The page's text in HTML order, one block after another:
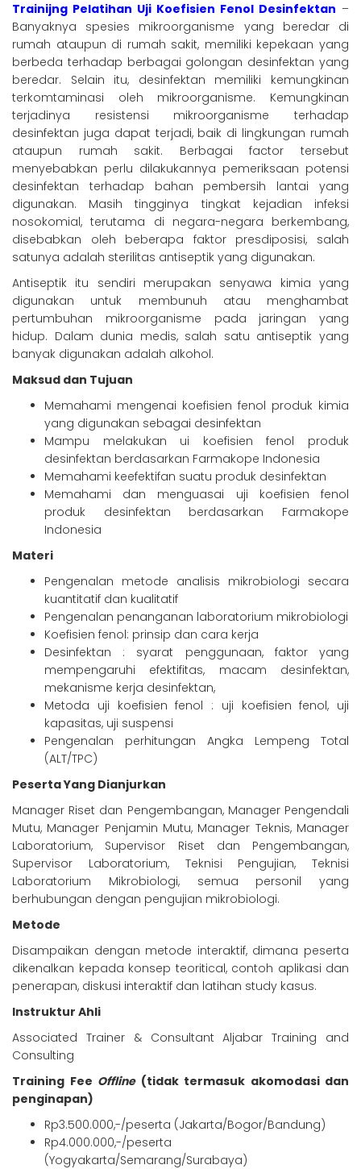
Trainijng Pelatihan Uji Koefisien Fenol Desinfektan –
Banyaknya spesies mikroorganisme yang beredar di
rumah ataupun di rumah sakit, memiliki kepekaan yang
berbeda terhadap berbagai golongan desinfektan yang
beredar. Selain itu, desinfektan memiliki kemungkinan
terkomtaminasi oleh mikroorganisme. Kemungkinan
terjadinya resistensi mikroorganisme terhadap
desinfektan juga dapat terjadi, baik di lingkungan rumah
ataupun rumah sakit. Berbagai factor tersebut
menyebabkan perlu dilakukannya pemeriksaan potensi
desinfektan terhadap bahan pembersih lantai yang
digunakan. Masih tingginya tingkat kejadian infeksi
nosokomial, terutama di negara-negara berkembang,
disebabkan oleh beberapa faktor presdiposisi, salah
satunya adalah sterilitas antiseptik yang digunakan.
Antiseptik itu sendiri merupakan senyawa kimia yang
digunakan untuk membunuh atau menghambat
pertumbuhan mikroorganisme pada jaringan yang
hidup. Dalam dunia medis, salah satu antiseptik yang
banyak digunakan adalah alkohol.
Maksud dan Tujuan
Memahami mengenai koefisien fenol produk kimia
yang digunakan sebagai desinfektan
Mampu melakukan ui koefisien fenol produk
desinfektan berdasarkan Farmakope Indonesia
Memahami keefektifan suatu produk desinfektan
Memahami dan menguasai uji koefisien fenol
produk desinfektan berdasarkan Farmakope
Indonesia
Materi
Pengenalan metode analisis mikrobiologi secara
kuantitatif dan kualitatif
Pengenalan penanganan laboratorium mikrobiologi
Koefisien fenol: prinsip dan cara kerja
Desinfektan : syarat penggunaan, faktor yang
mempengaruhi efektifitas, macam desinfektan,
mekanisme kerja desinfektan,
Metoda uji koefisien fenol : uji koefisien fenol, uji
kapasitas, uji suspensi
Pengenalan perhitungan Angka Lempeng Total
(ALT/TPC)
Peserta Yang Dianjurkan
Manager Riset dan Pengembangan, Manager Pengendali
Mutu, Manager Penjamin Mutu, Manager Teknis, Manager
Laboratorium, Supervisor Riset dan Pengembangan,
Supervisor Laboratorium, Teknisi Pengujian, Teknisi
Laboratorium Mikrobiologi, semua personil yang
berhubungan dengan pengujian mikrobiologi.
Metode
Disampaikan dengan metode interaktif, dimana peserta
dikenalkan kepada konsep teoritical, contoh aplikasi dan
penerapan, diskusi interaktif dan latihan study kasus.
Instruktur Ahli
Associated Trainer & Consultant Aljabar Training and
Consulting
Training Fee Offline (tidak termasuk akomodasi dan
penginapan)
Rp3.500.000,-/peserta (Jakarta/Bogor/Bandung)
Rp4.000.000,-/peserta
(Yogyakarta/Semarang/Surabaya)